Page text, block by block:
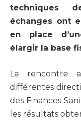
techniques
échanges ont
en place
élargir la base
La rencontre
différentes
des Finances
les résultats